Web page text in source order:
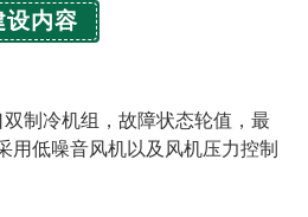
设内容
制冷机组，故障状态轮值，最
用低噪音风机以及风机压力控制